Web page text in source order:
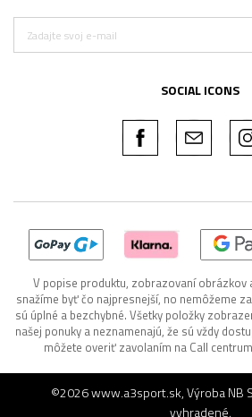
SOCIAL ICONS
V popise produktu, zobrazovaní obrázkov
snažíme byť čo najpresnejší, no nemôžeme
sú úplné a bezchybné. Všetky položky
našej ponuky a neznamenajú, že sú vždy
môžete overiť zavolaním na Call
©2026www.a3sport.sk, VýrobaNB
vyhradené.